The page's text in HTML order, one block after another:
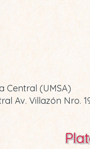
Central (UMSA)
Av. Villazón Nro.